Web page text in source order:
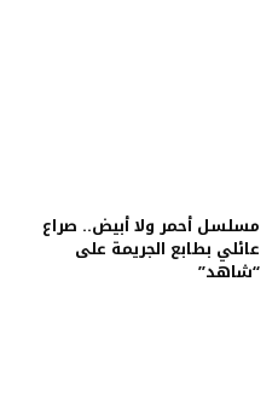
مسلسل أحمر ولا أبيض.. صراع
عائلي بطابع الجريمة على
“شاهد”